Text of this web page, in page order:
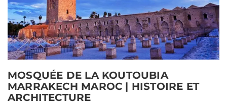
MOSQUÉE DE LA KOUTOUBIA
MARRAKECH MAROC | HISTOIRE ET
ARCHITECTURE